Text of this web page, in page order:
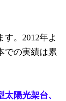
。2012年よ
での実績は累
太陽光架台、